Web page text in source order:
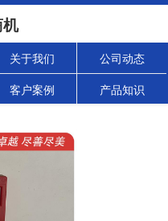
机
关于我们 公司动态
客户案例 产品知识